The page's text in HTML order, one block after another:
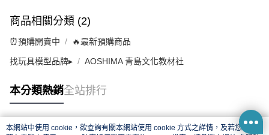
商品相關分類 (2)
⏰預購開賣中 🔥最新預購商品
找玩具模型品牌▸ AOSHIMA 青島文化教材社
本分類熱銷全站排行
本網站中使用 cookie，欲查詢有關本網站使用 cookie 方式之詳情，及若您不希